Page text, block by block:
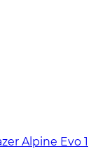
Alpine Evo 1